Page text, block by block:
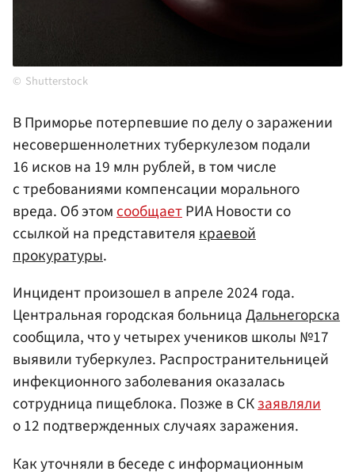
Shutterstock
В Приморье потерпевшие по делу о заражении
несовершеннолетних туберкулезом подали
16 исков на 19 млн рублей, в том числе
с требованиями компенсации морального
вреда. Об этомсообщаетРИА Новости со
ссылкой на представителякраевой
прокуратуры.
Инцидент произошел в апреле 2024 года.
Центральная городская больницаДальнегорска
сообщила, что у четырех учеников школы №17
выявили туберкулез. Распространительницей
инфекционного заболевания оказалась
сотрудница пищеблока. Позже в СКзаявляли
о 12 подтвержденных случаях заражения.
Как уточняли в беседе с информационным